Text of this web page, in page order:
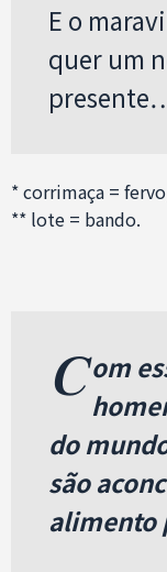
E o
quer um
* corrimaça =
** lote = bando.
Com
do
são
alimento